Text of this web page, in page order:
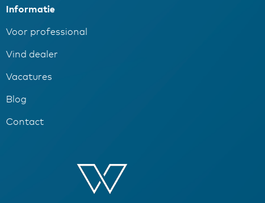
Informatie
Voor professional
Vind dealer
Vacatures
Blog
Contact